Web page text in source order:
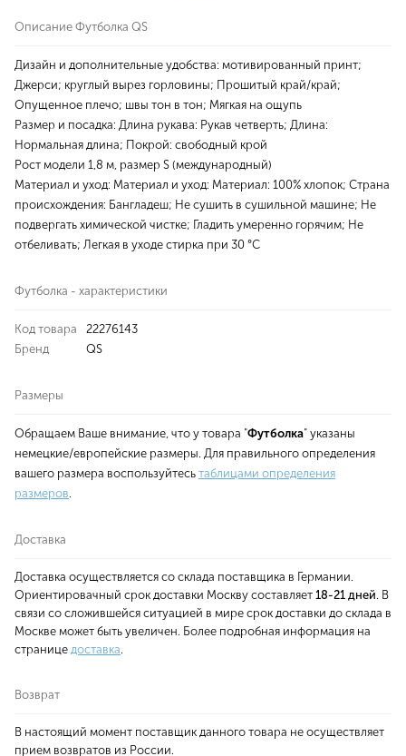
Описание Футболка QS
Дизайн и дополнительные удобства: мотивированный принт;
Джерси; круглый вырез горловины; Прошитый край/край;
Опущенное плечо; швы тон в тон; Мягкая на ощупь
Размер и посадка: Длина рукава: Рукав четверть; Длина:
Нормальная длина; Покрой: свободный крой
Рост модели 1,8 м, размер S (международный)
Материал и уход: Материал и уход: Материал: 100% хлопок; Страна
происхождения: Бангладеш; Не сушить в сушильной машине; Не
подвергать химической чистке; Гладить умеренно горячим; Не
отбеливать; Легкая в уходе стирка при 30 °C
Футболка - характеристики
Код товара
22276143
Бренд
QS
Размеры
Обращаем Ваше внимание, что у товара "Футболка" указаны
немецкие/европейские размеры. Для правильного определения
вашего размера воспользуйтесь таблицами определения
размеров.
Доставка
Доставка осуществляется со склада поставщика в Германии.
Ориентировачный срок доставки Москву составляет 18-21 дней. В
связи со сложившейся ситуацией в мире срок доставки до склада в
Москве может быть увеличен. Более подробная информация на
странице доставка.
Возврат
В настоящий момент поставщик данного товара не осуществляет
прием возвратов из России.